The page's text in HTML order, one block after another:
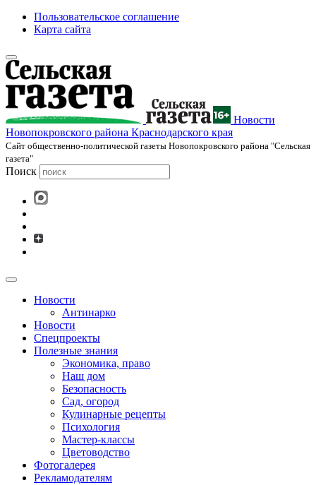
Пользовательское соглашение
Карта сайта
Новости
Новопокровского района Краснодарского края
Cайт общественно-политической газеты Новопокровского района "Сельская
газета"
Поиск
Новости
Антинарко
Новости
Спецпроекты
Полезные знания
Экономика, право
Наш дом
Безопасность
Сад, огород
Кулинарные рецепты
Психология
Мастер-классы
Цветоводство
Фотогалерея
Рекламодателям